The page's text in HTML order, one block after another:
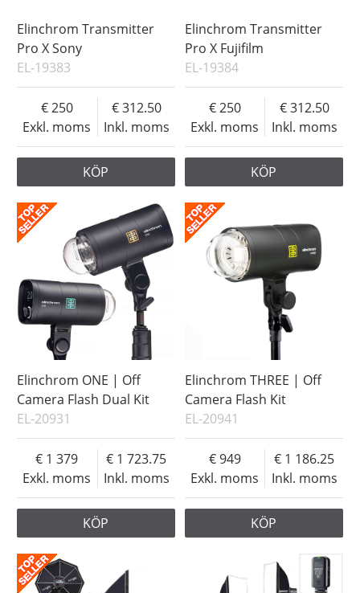
Elinchrom Transmitter
Pro X Sony
EL-19383
Exkl. moms
250
Inkl. moms
312.50
KÖP
Elinchrom Transmitter
Pro X Fujifilm
EL-19384
Exkl. moms
250
Inkl. moms
312.50
KÖP
Elinchrom ONE | Off
Camera Flash Dual Kit
EL-20931
Exkl. moms
1 379
Inkl. moms
1 723.75
KÖP
Elinchrom THREE | Off
Camera Flash Kit
EL-20941
Exkl. moms
949
Inkl. moms
1 186.25
KÖP